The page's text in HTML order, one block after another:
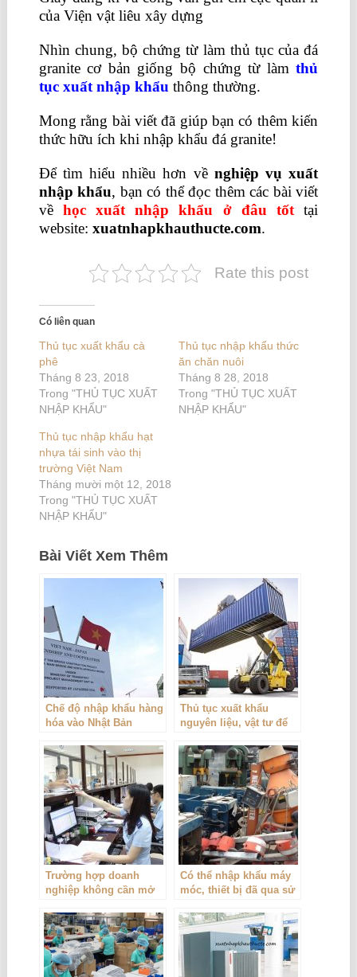
của Viện vật liêu xây dựng
Nhìn chung, bộ chứng từ làm thủ tục của đá
granite cơ bản giống bộ chứng từ làmthủ
tục xuất nhập khẩu thông thường.
Mong rằng bài viết đã giúp bạn có thêm kiến
thức hữu ích khi nhập khẩu đá granite!
Để tìm hiểu nhiều hơn về nghiệp vụ xuất
nhập khẩu, bạn có thể đọc thêm các bài viết
vềhọc xuất nhập khẩu ở đâu tốttại
website: xuatnhapkhauthucte.com.
Rate this post
Có liên quan
Thủ tục xuất khẩu cà
phê
Tháng 8 23, 2018
Trong "THỦ TỤC XUẤT
NHẬP KHẨU"
Thủ tục nhập khẩu thức
ăn chăn nuôi
Tháng 8 28, 2018
Trong "THỦ TỤC XUẤT
NHẬP KHẨU"
Thủ tục nhập khẩu hạt
nhựa tái sinh vào thị
trường Việt Nam
Tháng mười một 12, 2018
Trong "THỦ TỤC XUẤT
NHẬP KHẨU"
Bài Viết Xem Thêm
Chế độ nhập khẩu hàng
hóa vào Nhật Bản
Thủ tục xuất khẩu
nguyên liệu, vật tư để
khẩu sản phẩm gia
công
Trường hợp doanh
nghiệp không cần mở
Có thể nhập khẩu máy
móc, thiết bị đã qua sử
kiện